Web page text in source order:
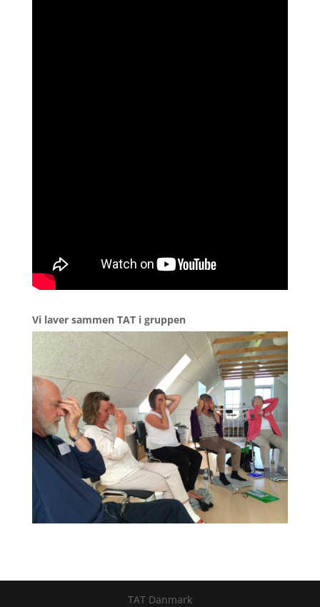
Vi laver sammen TAT i gruppen
TAT Danmark